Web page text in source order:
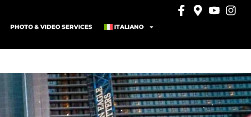
PHOTO & VIDEO SERVICES ITALIANO